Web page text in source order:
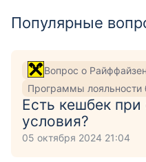
Популярные
Вопрос о
Программы лояльности
Есть кешбек
условия?
05 октября 2024 21:04